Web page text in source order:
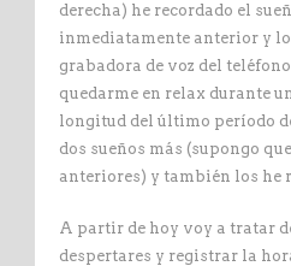
derecha) he recordado el
inmediatamente anterior y
grabadora de voz del
quedarme en relax durante
longitud del último período
dos sueños más (supongo
anteriores) y también los he
A partir de hoy voy a tratar
despertares y registrar la